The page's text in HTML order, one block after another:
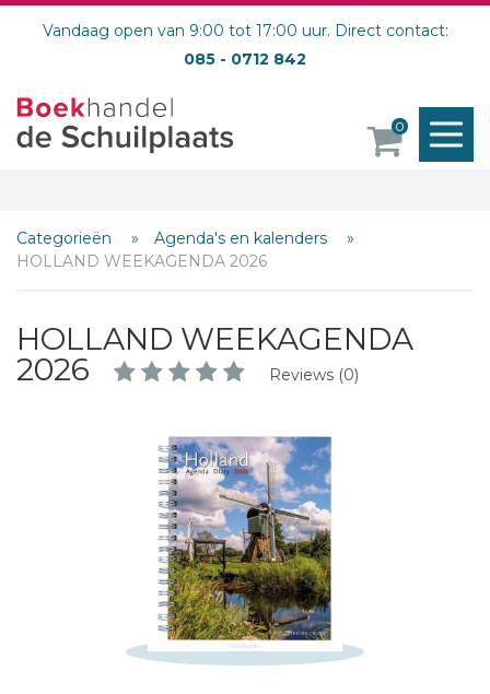
Vandaag open van 9:00 tot 17:00 uur. Direct contact:
085 - 0712 842
0
Categorieën
Agenda's en kalenders
HOLLAND WEEKAGENDA 2026
HOLLAND WEEKAGENDA
2026
Reviews (0)